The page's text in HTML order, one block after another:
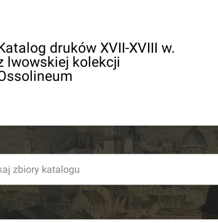
druków XVII-XVIII w.
lwowskiej kolekcji